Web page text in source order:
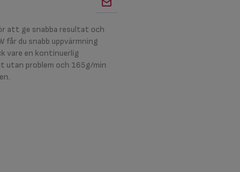
att ge snabba resultat och
får du snabb uppvärmning
vare en kontinuerlig
utan problem och 165g/min